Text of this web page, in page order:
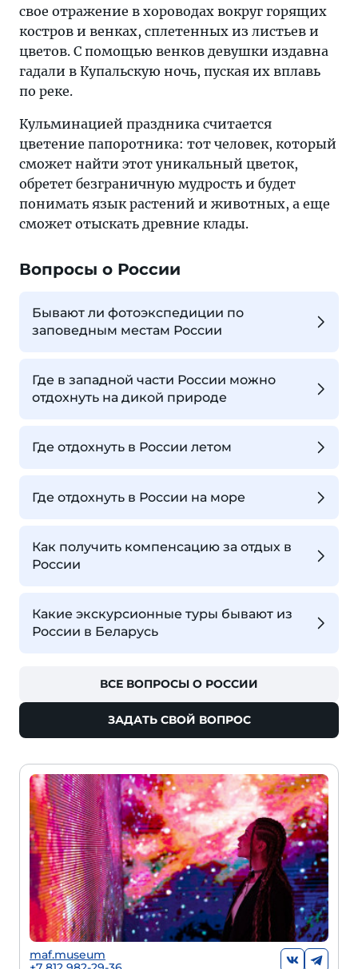
свое отражение в хороводах вокруг горящих
костров и венках, сплетенных из листьев и
цветов. С помощью венков девушки издавна
гадали в Купальскую ночь, пуская их вплавь
по реке.
Кульминацией праздника считается
цветение папоротника: тот человек, который
сможет найти этот уникальный цветок,
обретет безграничную мудрость и будет
понимать язык растений и животных, а еще
сможет отыскать древние клады.
Вопросы о России
Бывают ли фотоэкспедиции по
заповедным местам России
Где в западной части России можно
отдохнуть на дикой природе
Где отдохнуть в России летом
Где отдохнуть в России на море
Как получить компенсацию за отдых в
России
Какие экскурсионные туры бывают из
России в Беларусь
ВСЕ ВОПРОСЫ О РОССИИ
ЗАДАТЬ СВОЙ ВОПРОС
maf.museum